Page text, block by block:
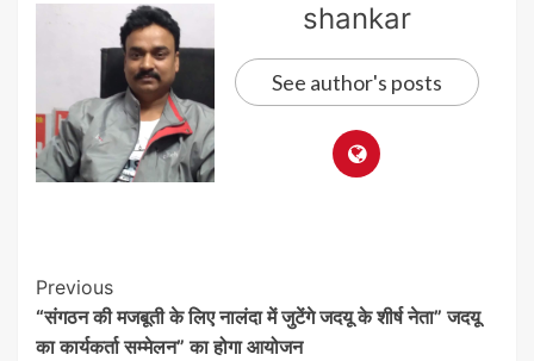
shankar
See author's posts
Post
Navigation
Previous
“संगठन की मजबूती के लिए नालंदा में जुटेंगे जदयू के शीर्ष नेता” जदयू
का कार्यकर्ता सम्मेलन” का होगा आयोजन